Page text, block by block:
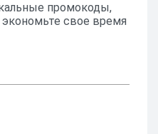
промокоды,
экономьте свое время